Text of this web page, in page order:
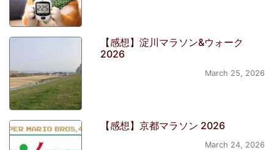
【感想】淀川マラソン&ウォーク
2026
March 25, 2026
【感想】京都マラソン 2026
March 24, 2026